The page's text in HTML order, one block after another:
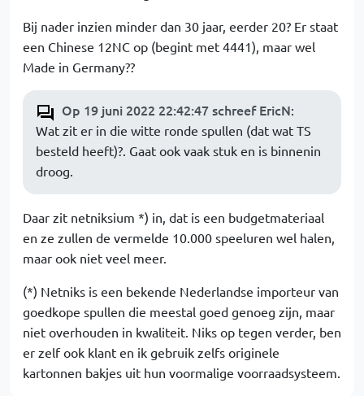
Bij nader inzien minder dan 30 jaar, eerder 20? Er staat
een Chinese 12NC op (begint met 4441), maar wel
Made in Germany??
Op 19 juni 2022 22:42:47 schreef EricN:
Wat zit er in die witte ronde spullen (dat wat TS
besteld heeft)?. Gaat ook vaak stuk en is binnenin
droog.
Daar zit netniksium *) in, dat is een budgetmateriaal
en ze zullen de vermelde 10.000 speeluren wel halen,
maar ook niet veel meer.
(*) Netniks is een bekende Nederlandse importeur van
goedkope spullen die meestal goed genoeg zijn, maar
niet overhouden in kwaliteit. Niks op tegen verder, ben
er zelf ook klant en ik gebruik zelfs originele
kartonnen bakjes uit hun voormalige voorraadsysteem.